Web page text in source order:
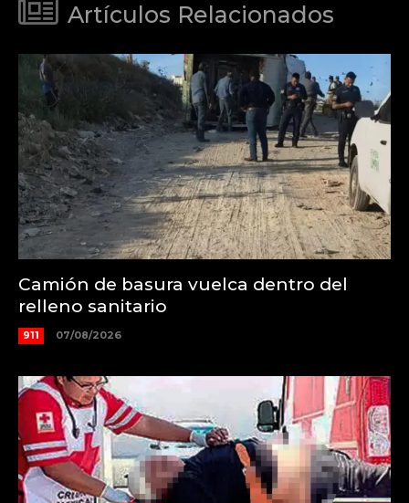
Artículos Relacionados
Camión de basura vuelca dentro del
relleno sanitario
911 07/08/2026